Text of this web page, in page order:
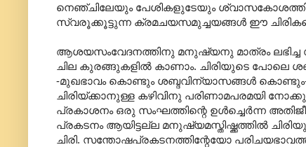
നെഞ്ചിലേയും പേശികളുടേയും
സ്വരൂക്കൂട്ടുന്ന ക്രമചയസമുച്ചയങ്ങൾ ഈ
ആശയസംവേദനത്തിനു മനുഷ്യനു മാത്രം ലഭിച്ച
ചില കുരങ്ങുകളിൽ കാണാം. ചിരിയുടെ പോലെ
-മുഖഭാവം കൊണ്ടും ശബ്ദവിന്യാസങ്ങൾ
ചിരിയ്ക്കാനുള്ള കഴിവിനു പരിണാമപരമയി
പ്രകാശനം ഒരു സംഘത്തിന്റെ ഉൾച്ചെർന്ന
പ്രകടനം ആയിട്ടല്ല മനുഷ്യമസ്തിഷ്ക്കത്തിൽ
ചിരി. സന്തോഷപ്രകടനത്തിന്റേയോ